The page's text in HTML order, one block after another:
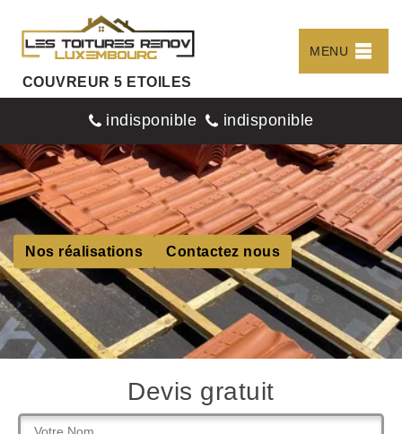
COUVREUR 5 ETOILES
MENU
indisponible indisponible
Nos réalisations Contactez nous
Devis gratuit